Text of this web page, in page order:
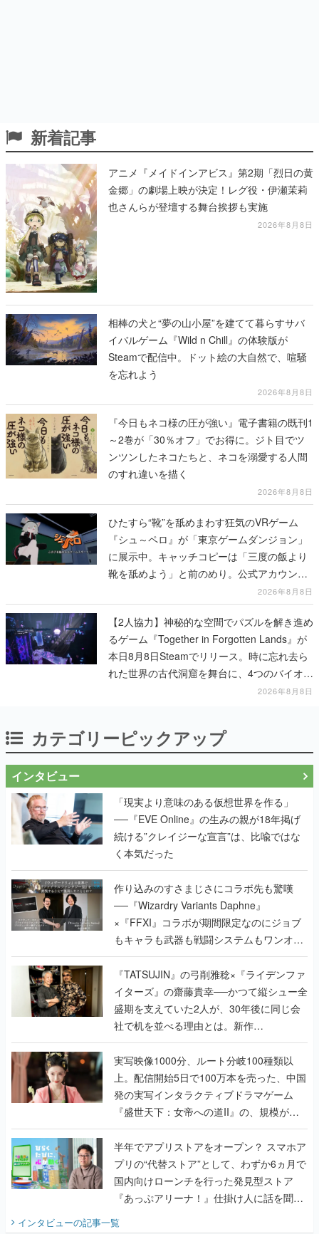
新着記事
アニメ『メイドインアビス』第2期「烈日の黄
金郷」の劇場上映が決定！レグ役・伊瀬茉莉
也さんらが登壇する舞台挨拶も実施
2026年8月8日
相棒の犬と“夢の山小屋”を建てて暮らすサバ
イバルゲーム『Wild n Chill』の体験版が
Steamで配信中。ドット絵の大自然で、喧騒
を忘れよう
2026年8月8日
『今日もネコ様の圧が強い』電子書籍の既刊1
～2巻が「30％オフ」でお得に。ジト目でツ
ンツンしたネコたちと、ネコを溺愛する人間
のすれ違いを描く
2026年8月8日
ひたすら“靴”を舐めまわす狂気のVRゲーム
『シュ～ペロ』が「東京ゲームダンジョン」
に展示中。キャッチコピーは「三度の飯より
靴を舐めよう」と前のめり。公式アカウント
も開設され、2026年リリースに向けて開発中
2026年8月8日
【2人協力】神秘的な空間でパズルを解き進め
るゲーム『Together in Forgotten Lands』が
本日8月8日Steamでリリース。時に忘れ去ら
れた世界の古代洞窟を舞台に、4つのバイオー
2026年8月8日
カテゴリーピックアップ
インタビュー
「現実より意味のある仮想世界を作る」
──『EVE Online』の生みの親が18年掲げ
続ける”クレイジーな宣言”は、比喩ではな
く本気だった
作り込みのすさまじさにコラボ先も驚嘆
──『Wizardry Variants Daphne』
×『FFXI』コラボが期間限定なのにジョブ
もキャラも武器も戦闘システムもワンオフ
で作り込まれた理由を両ディレクターに聞
く
『TATSUJIN』の弓削雅稔×『ライデンファ
イターズ』の齋藤貴幸──かつて縦シュー全
盛期を支えていた2人が、30年後に同じ会
社で机を並べる理由とは。新作
『TATSUJIN EXTREME』で初タッグを組
んだレジェンド2人に訊く開発秘話
実写映像1000分、ルート分岐100種類以
上。配信開始5日で100万本を売った、中国
発の実写インタラクティブドラマゲーム
『盛世天下：女帝への道II』の、規模が違
うこだわりをプロデューサーに聞いた
半年でアプリストアをオープン？ スマホア
プリの“代替ストア”として、わずか6ヵ月で
国内向けローンチを行った発見型ストア
『あっぷアリーナ！』仕掛け人に話を聞い
インタビューの記事一覧